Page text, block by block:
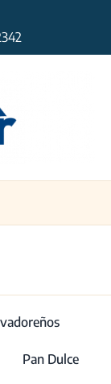
Pan Dulce